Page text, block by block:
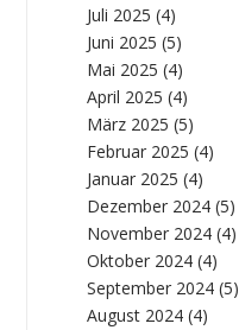
Juli 2025 (4)
Juni 2025 (5)
Mai 2025 (4)
April 2025 (4)
März 2025 (5)
Februar 2025 (4)
Januar 2025 (4)
Dezember 2024 (5)
November 2024 (4)
Oktober 2024 (4)
September 2024 (5)
August 2024 (4)